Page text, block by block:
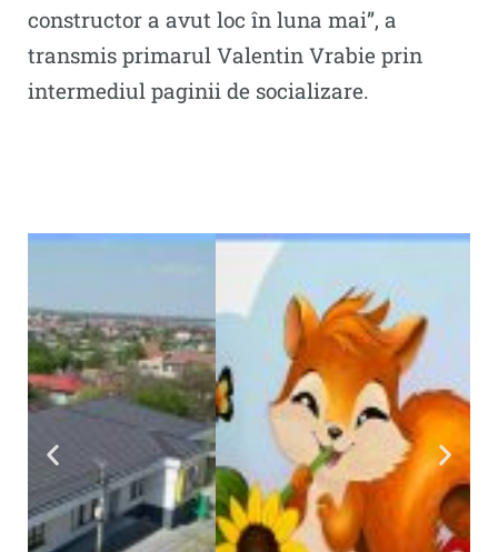
constructor a avut loc în luna mai”, a
transmis primarul Valentin Vrabie prin
intermediul paginii de socializare.